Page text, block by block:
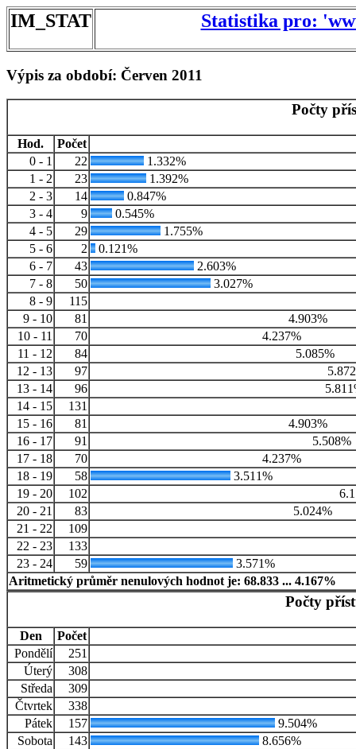
IM_STAT Statistika pro:
Výpis za období: Červen 2011
Počty
Hod.
Počet
0 - 1
22
1.332%
1 - 2
23
1.392%
2 - 3
14
0.847%
3 - 4
9
0.545%
4 - 5
29
1.755%
5 - 6
2
0.121%
6 - 7
43
2.603%
7 - 8
50
3.027%
8 - 9
115
9 - 10
81
4.903%
10 - 11
70
4.237%
11 - 12
84
5.085%
12 - 13
97
13 - 14
96
14 - 15
131
15 - 16
81
4.903%
16 - 17
91
5.508%
17 - 18
70
4.237%
18 - 19
58
3.511%
19 - 20
102
20 - 21
83
5.024%
21 - 22
109
22 - 23
133
23 - 24
59
3.571%
Aritmetický průměr nenulových hodnot je: 68.833 ... 4.167%
Počty
Den
Počet
Pondělí
251
Úterý
308
Středa
309
Čtvrtek
338
Pátek
157
9.504%
Sobota
143
8.656%